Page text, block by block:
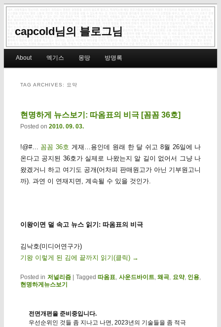
capcold님의 블로그님
Skip to primary content
Skip to secondary content
About 엑기스 몽땅 방명록
TAG ARCHIVES: 요약
현명하게 뉴스보기: 따옴표의 비극 [꼼꼼 36호]
Posted on 2010. 09. 03.
!@#… 꼼꼼 36호 게재…용인데 원래 한 달 쉬고 8월 26일에 나
온다고 공지된 36호가 실제로 나왔는지 알 길이 없어서 그냥 나
왔겠거니 하고 여기도 공개(어차피 판매원고가 아닌 기부원고니
까). 과연 이 연재지면, 계속될 수 있을 것인가.
이왕이면 덜 속고 뉴스 읽기: 따옴표의 비극
김낙호(미디어연구가)
기왕 이렇게 된 김에 끝까지 읽기(클릭) →
Posted in 저널리즘 Tagged 따옴표, 사운드바이트,왜곡, 요약, 인용,
현명하게뉴스보기
전면개편을 준비중입니다.
우선순위인 것들 좀 지나고 나면, 2023년의 기술들을 좀 적극